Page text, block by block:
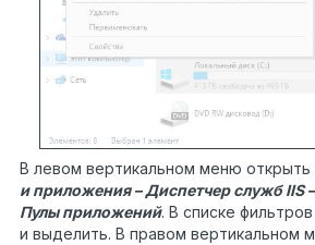
В левом вертикальном меню открыть
и приложения – Диспетчер служб IIS
Пулы приложений. В списке фильтров
и выделить. В правом вертикальном